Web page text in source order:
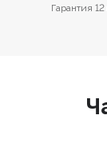
Гарантия